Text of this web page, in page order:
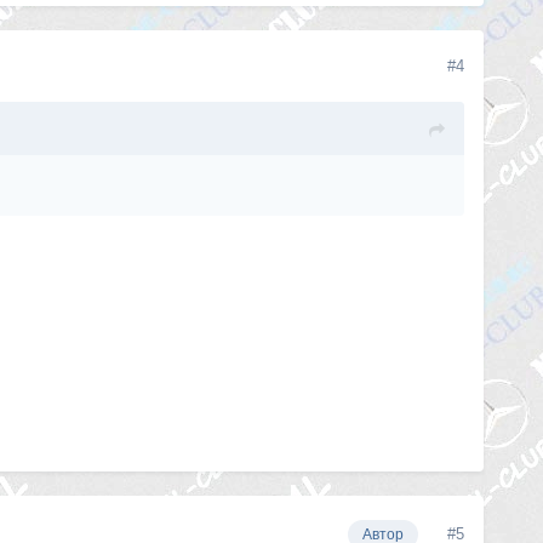
#4
Автор #5